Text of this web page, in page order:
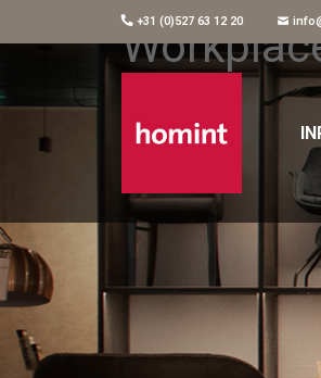
+31 (0)527 63 12 20